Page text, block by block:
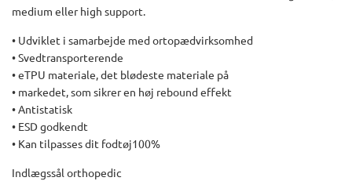
medium eller high support.
• Udviklet i samarbejde med ortopædvirksomhed
• Svedtransporterende
• eTPU materiale, det blødeste materiale på
• markedet, som sikrer en høj rebound effekt
• Antistatisk
• ESD godkendt
• Kan tilpasses dit fodtøj100%
Indlægssål orthopedic